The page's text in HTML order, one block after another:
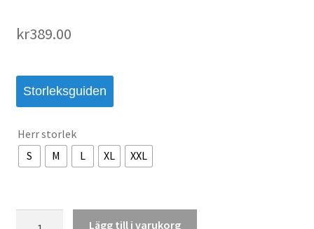
kr389.00
Storleksguiden
Herr storlek
S
M L XL XXL
Lägg till i varukorg